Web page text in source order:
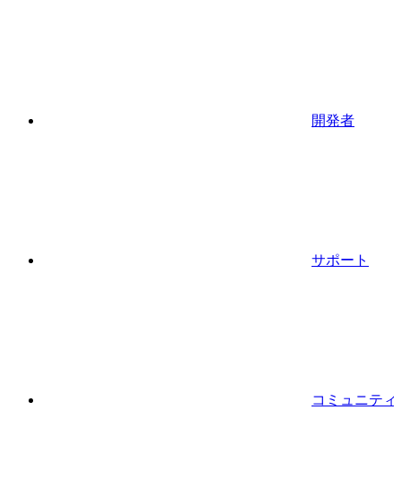
開発者
サポート
コミュニティ